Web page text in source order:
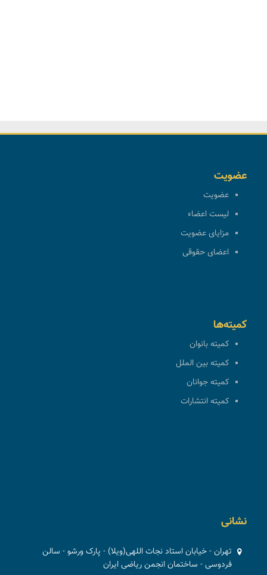
عضویت
عضویت
لیست اعضاء
مزایای عضویت
اعضای حقوقی
کمیته‌ها
کمیته بانوان
کمیته بین الملل
کمیته جوانان
کمیته انتشارات
نشانی
تهران - خیابان استاد نجات اللهی(ویلا) - پارک ورشو - سالن
فردوسی - ساختمان انجمن ریاضی ایران